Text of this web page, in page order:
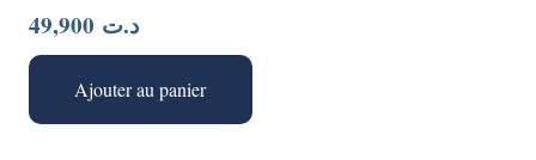
د.ت
Ajouter au panier